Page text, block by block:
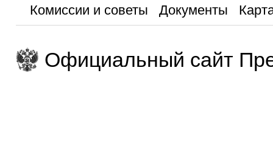
Комиссии и советы
Документы
Официальный сайт